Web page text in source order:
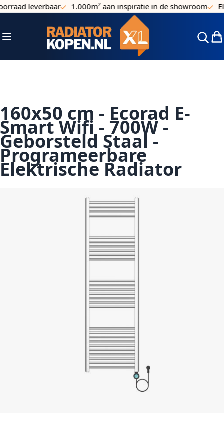
Ga naar de inhoud
leverbaar 1.000m² aan inspiratie in de showroom
Toggle Nav
160x50 cm - Ecorad E-
Smart Wifi - 700W -
Geborsteld Staal -
Programeerbare
Elektrische Radiator